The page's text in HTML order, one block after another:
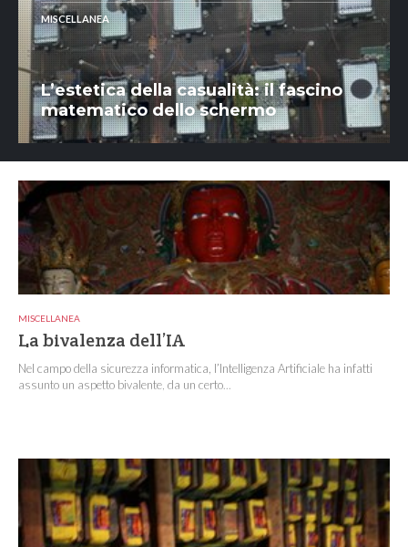
MISCELLANEA
L’estetica della casualità: il fascino
matematico dello schermo
MISCELLANEA
La bivalenza dell’IA
Nel campo della sicurezza informatica, l’Intelligenza Artificiale ha infatti
assunto un aspetto bivalente, da un certo...